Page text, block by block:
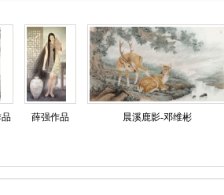
高纯贞 李光林 林绍灵
作品 晨溪鹿影-邓维彬